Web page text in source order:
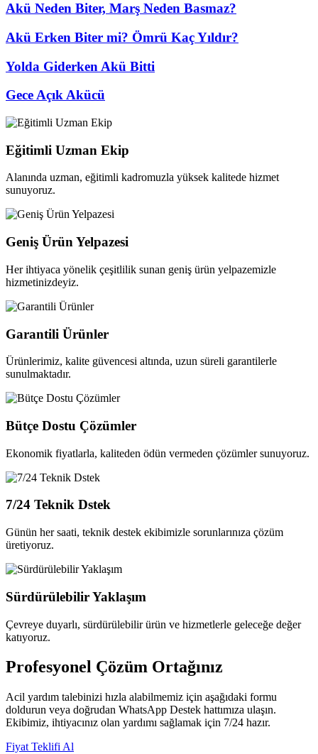
Akü Neden Biter, Marş Neden Basmaz?
Akü Erken Biter mi? Ömrü Kaç Yıldır?
Yolda Giderken Akü Bitti
Gece Açık Akücü
Eğitimli Uzman Ekip
Alanında uzman, eğitimli kadromuzla yüksek kalitede hizmet
sunuyoruz.
Geniş Ürün Yelpazesi
Her ihtiyaca yönelik çeşitlilik sunan geniş ürün yelpazemizle
hizmetinizdeyiz.
Garantili Ürünler
Ürünlerimiz, kalite güvencesi altında, uzun süreli garantilerle
sunulmaktadır.
Bütçe Dostu Çözümler
Ekonomik fiyatlarla, kaliteden ödün vermeden çözümler sunuyoruz.
7/24 Teknik Dstek
Günün her saati, teknik destek ekibimizle sorunlarınıza çözüm
üretiyoruz.
Sürdürülebilir Yaklaşım
Çevreye duyarlı, sürdürülebilir ürün ve hizmetlerle geleceğe değer
katıyoruz.
Profesyonel Çözüm Ortağınız
Acil yardım talebinizi hızla alabilmemiz için aşağıdaki formu
doldurun veya doğrudan WhatsApp Destek hattımıza ulaşın.
Ekibimiz, ihtiyacınız olan yardımı sağlamak için 7/24 hazır.
Fiyat Teklifi Al